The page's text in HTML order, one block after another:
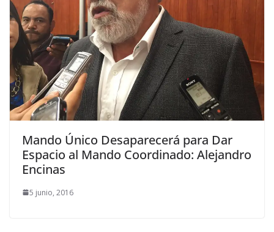
Mando Único Desaparecerá para Dar
Espacio al Mando Coordinado: Alejandro
Encinas
5 junio, 2016